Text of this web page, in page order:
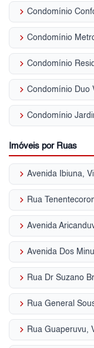
keyboard_arrow_right Condomínio
keyboard_arrow_right
keyboard_arrow_right
keyboard_arrow_right Condomínio Duo
keyboard_arrow_right Condomínio
Imóveis por Ruas
keyboard_arrow_right Avenida Ibiuna,
keyboard_arrow_right Rua
keyboard_arrow_right Avenida
keyboard_arrow_right Avenida Dos
keyboard_arrow_right Rua Dr Suzano
keyboard_arrow_right Rua General
keyboard_arrow_right Rua Guaperuvu,